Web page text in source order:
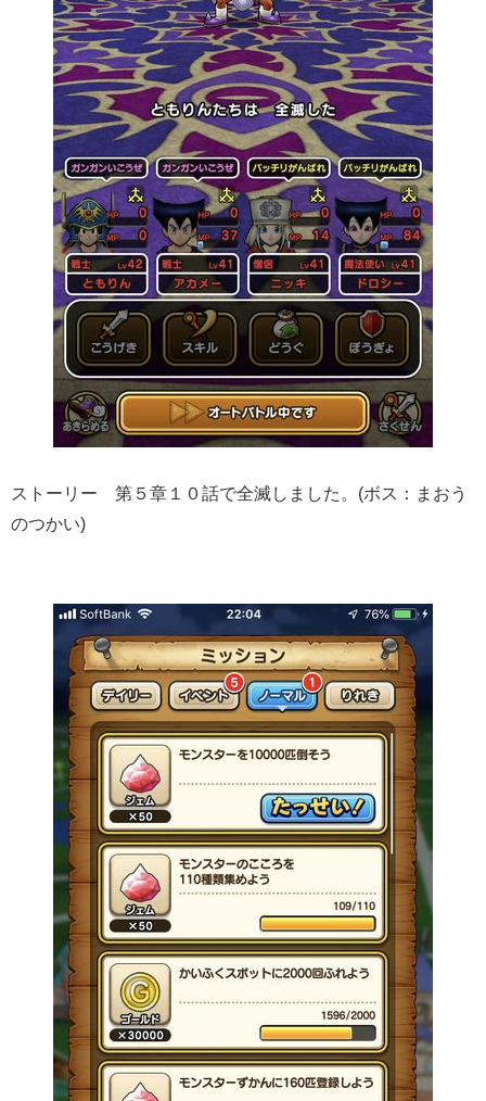
ストーリー 第５章１０話で全滅しました。(ボス：まおう
のつかい)